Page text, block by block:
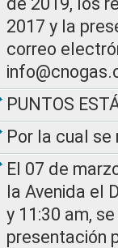
2017 y la
correo
PUNTOS
Por la cual se
El 07 de
la Avenida el
y 11:30 am,
presentación